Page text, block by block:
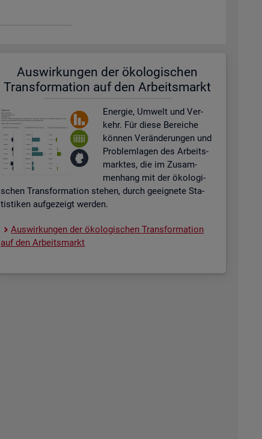
Aus­wir­kun­gen der öko­lo­gi­schen
Trans­for­ma­ti­on auf den Ar­beits­markt
En­er­gie, Um­welt und Ver­
kehr. Für diese Be­rei­che
kön­nen Ver­än­de­run­gen und
Pro­blem­la­gen des Ar­beits­
mark­tes, die im Zu­sam­
men­hang mit der öko­lo­gi­
schen Trans­for­ma­ti­on ste­hen, durch ge­eig­ne­te Sta­
tis­ti­ken auf­ge­zeigt wer­den.
Aus­wir­kun­gen der öko­lo­gi­schen Trans­for­ma­ti­on
auf den Ar­beits­markt